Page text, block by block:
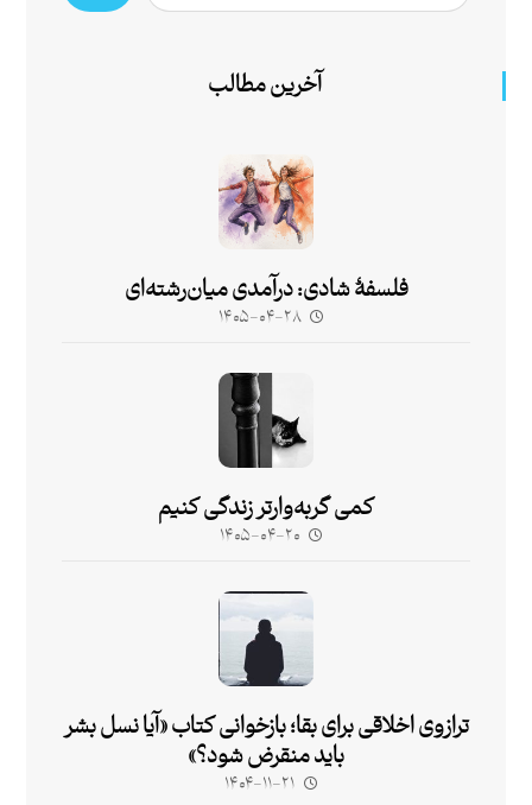
آخرین مطالب
فلسفۀ شادی: درآمدی میان‌رشته‌ای
۱۴۰۵-۰۴-۲۸
کمی گربه‌وارتر زندگی کنیم
۱۴۰۵-۰۴-۲۰
ترازوی اخلاقی برای بقا؛ بازخوانی کتاب «آیا نسل بشر
باید منقرض شود؟»
۱۴۰۴-۱۱-۲۱